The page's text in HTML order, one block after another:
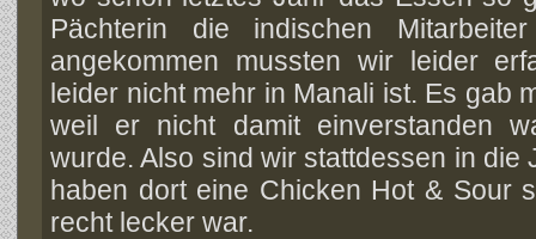
Pächterin die indischen
angekommen mussten wir leider
leider nicht mehr in Manali ist. Es gab
weil er nicht damit einverstanden
wurde. Also sind wir stattdessen in die
haben dort eine Chicken Hot & Sour
recht lecker war.